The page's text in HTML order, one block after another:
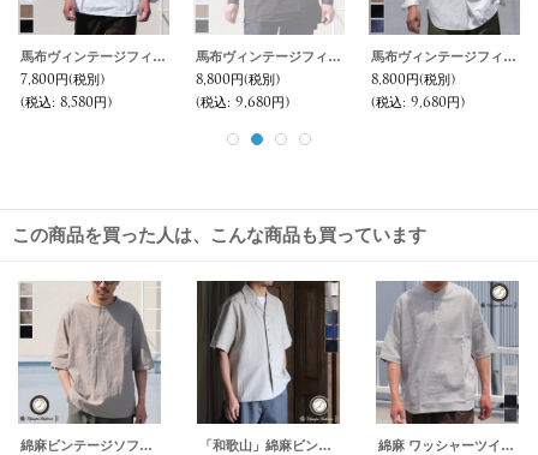
馬布ヴィンテージフィニッシュクルーネックスリーピングシャツ【MADE IN JAPAN】『日本製』/ Upscape Audience
7,800円(税別)
(税込: 8,580円)
馬布ヴィンテージフィニッシュバンドカラースクエアロングシャツ【MADE IN JAPAN】『日本製』/ Upscape Audience
8,800円(税別)
(税込: 9,680円)
馬布ヴィンテージフィニッシュバンドカラースリーピングシャツ【MADE IN JAPAN】『日本製』/ Upscape Audience
8,800円(税別)
(税込: 9,680円)
この商品を買った人は、こんな商品も買っています
綿麻ビンテージソフトキャンバス スリーピング ハーフスリーブ シャツ【MADE IN JAPAN】『日本製』/ Upscape Audience 「和歌山」綿麻ビンテージソフトキャンバス オープンカラー ハーフスリーブシャツ【MADE IN JAPAN】『日本製』/ Upscape Audience 綿麻 ワッシャーツイル Vネック スリーピング ハーフスリーブ シャツ【MADE IN JAPAN】『日本製』/ Upscape Audience